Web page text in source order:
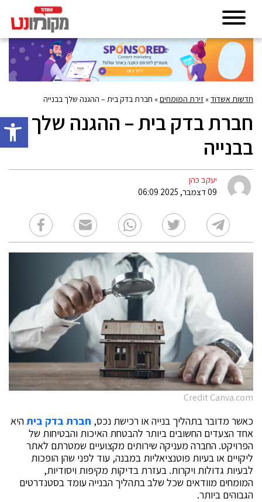
פתח
חדשות אשדוד» זירת המומחים» חברת בדק בית – ההגנה שלך בבנייה
חברת בדק בית – ההגנה שלך
בבנייה
יעקב כהן
09 דצמבר, 2025 06:09
Credit Canva.com
כאשר מדובר בתהליך בנייה או רכישת נכס, חברת בדק ביתהיא
אחד הצעדים החשובים ביותר להבטחת האיכות והבטיחות של
הפרויקט. החברה מעניקה שירותים מקצועיים שמטרתם לאתר
ליקויים או בעיות פוטנציאליות במבנה, עוד לפני שהן הופכות
לבעיות גדולות ויקרות. בעזרת בדיקות מקיפות ויסודיות,
המומחים מוודאים שכל שלב בתהליך הבנייה עומד בסטנדרטים
הגבוהים ביותר.